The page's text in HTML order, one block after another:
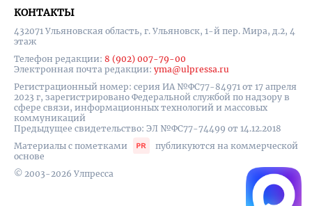
КОНТАКТЫ
432071 Ульяновская область, г. Ульяновск, 1-й пер. Мира, д.2, 4
этаж
Телефон редакции: 8 (902) 007-79-00
Электронная почта редакции: yma@ulpressa.ru
Регистрационный номер: серия ИА №ФС77-84971 от 17 апреля
2023 г, зарегистрировано Федеральной службой по надзору в
сфере связи, информационных технологий и массовых
коммуникаций
Предыдущее свидетельство: ЭЛ №ФС77-74499 от 14.12.2018
Материалы с пометками
публикуются на коммерческой
основе
© 2003-2026 Улпресса